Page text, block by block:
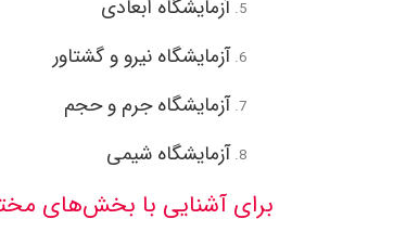
آزمایشگاه ابعادی
آزمایشگاه نیرو و گشتاور
آزمایشگاه جرم و حجم
آزمایشگاه شیمی
برای آشنایی با بخش‌های